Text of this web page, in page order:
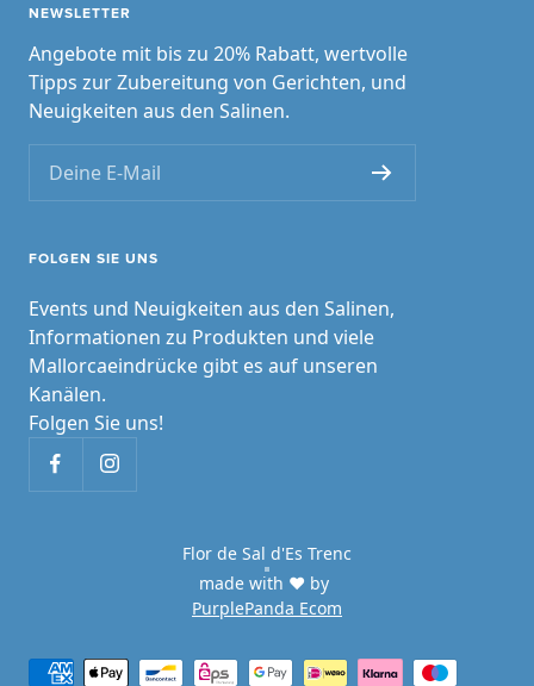
NEWSLETTER
Angebote mit bis zu 20% Rabatt, wertvolle
Tipps zur Zubereitung von Gerichten, und
Neuigkeiten aus den Salinen.
Deine E-Mail
FOLGEN SIE UNS
Events und Neuigkeiten aus den Salinen,
Informationen zu Produkten und viele
Mallorcaeindrücke gibt es auf unseren
Kanälen.
Folgen Sie uns!
Flor de Sal d'Es Trenc
made with ♥ by
PurplePanda Ecom